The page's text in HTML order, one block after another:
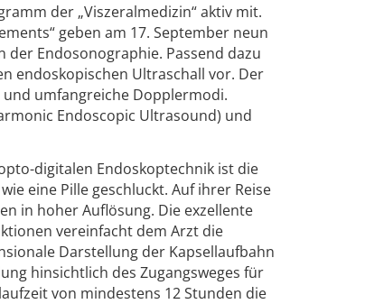
der „Viszeralmedizin“ aktiv mit.
geben am 17. September neun
Endosonographie. Passend dazu
endoskopischen Ultraschall vor. Der
umfangreiche Dopplermodi.
Endoscopic Ultrasound) und
digitalen Endoskoptechnik ist die
eine Pille geschluckt. Auf ihrer Reise
in hoher Auflösung. Die exzellente
vereinfacht dem Arzt die
Darstellung der Kapsellaufbahn
hinsichtlich des Zugangsweges für
von mindestens 12 Stunden die